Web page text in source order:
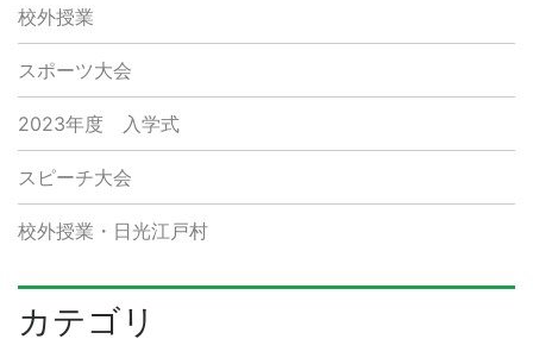
校外授業
スポーツ大会
2023年度 入学式
スピーチ大会
校外授業・日光江戸村
カテゴリ